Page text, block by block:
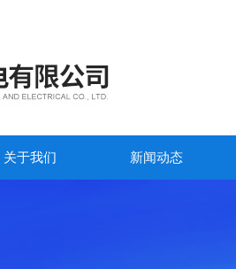
关于我们 新闻动态